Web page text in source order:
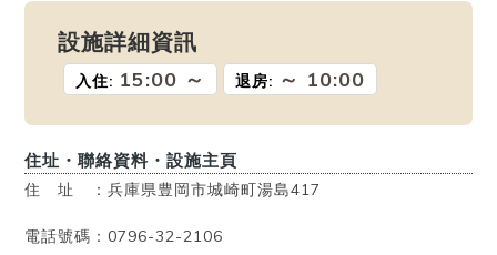
設施詳細資訊
入住: 15:00 ～ 退房: ～ 10:00
住址・聯絡資料・設施主頁
住 址 ：兵庫県豊岡市城崎町湯島417
電話號碼：0796-32-2106